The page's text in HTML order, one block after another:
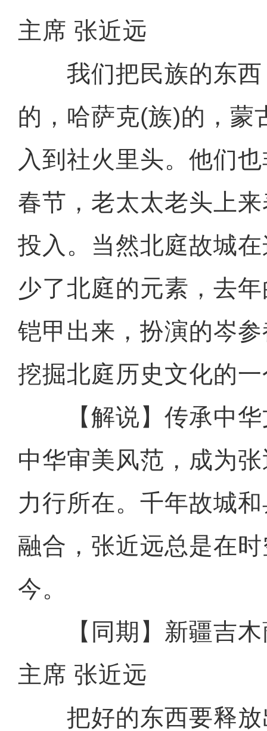
主席 张近远
我们把民族的东西
的，哈萨克(族)的，蒙
入到社火里头。他们
春节，老太太老头上
投入。当然北庭故城
少了北庭的元素，去
铠甲出来，扮演的岑
挖掘北庭历史文化的
【解说】传承中华
中华审美风范，成为
力行所在。千年故城
融合，张近远总是在
今。
【同期】新疆吉木
主席 张近远
把好的东西要释放